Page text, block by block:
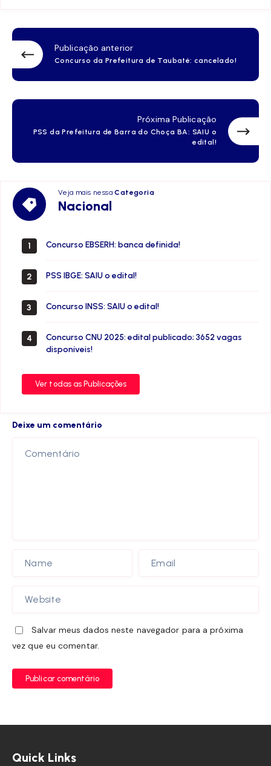
Publicação anterior
Concurso da Prefeitura de Taubaté: cancelado!
Próxima Publicação
PSS da Prefeitura de Barra do Choça BA: SAIU o
edital!
Veja mais nessaCategoria
Nacional
Nacional
1 Concurso EBSERH: banca definida!
2 PSS IBGE: SAIU o edital!
3 Concurso INSS: SAIU o edital!
4
Concurso CNU 2025: edital publicado; 3652 vagas
disponíveis!
Ver todas as Publicações
Deixe um comentário
Salvar meus dados neste navegador para a próxima
vez que eu comentar.
Publicar comentário
Quick Links